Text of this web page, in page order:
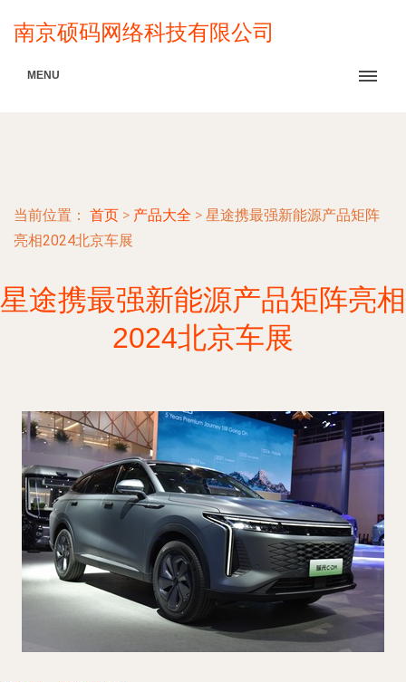
南京硕码网络科技有限公司
MENU
当前位置： 首页 > 产品大全 > 星途携最强新能源产品矩阵
亮相2024北京车展
星途携最强新能源产品矩阵亮相
2024北京车展